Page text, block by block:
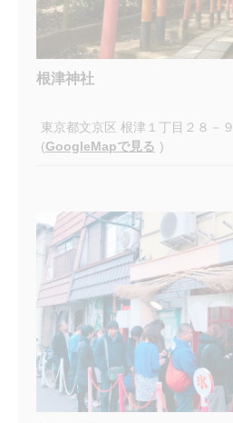
根津神社
東京都文京区 根津１丁目２８－９
(GoogleMapで見る )